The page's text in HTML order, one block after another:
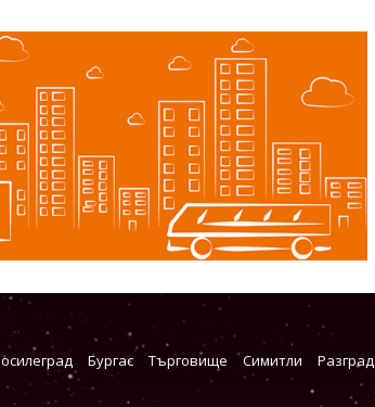
Бургас Търговище Симитли Разград